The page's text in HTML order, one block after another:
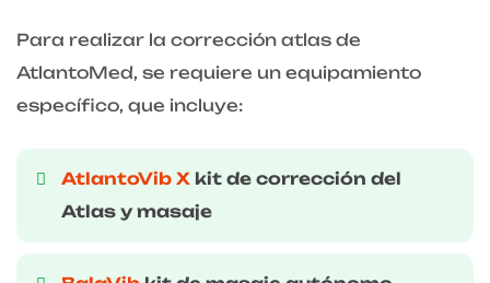
Para realizar la corrección atlas de
AtlantoMed, se requiere un equipamiento
específico, que incluye:
AtlantoVib X kit de corrección del
Atlas y masaje